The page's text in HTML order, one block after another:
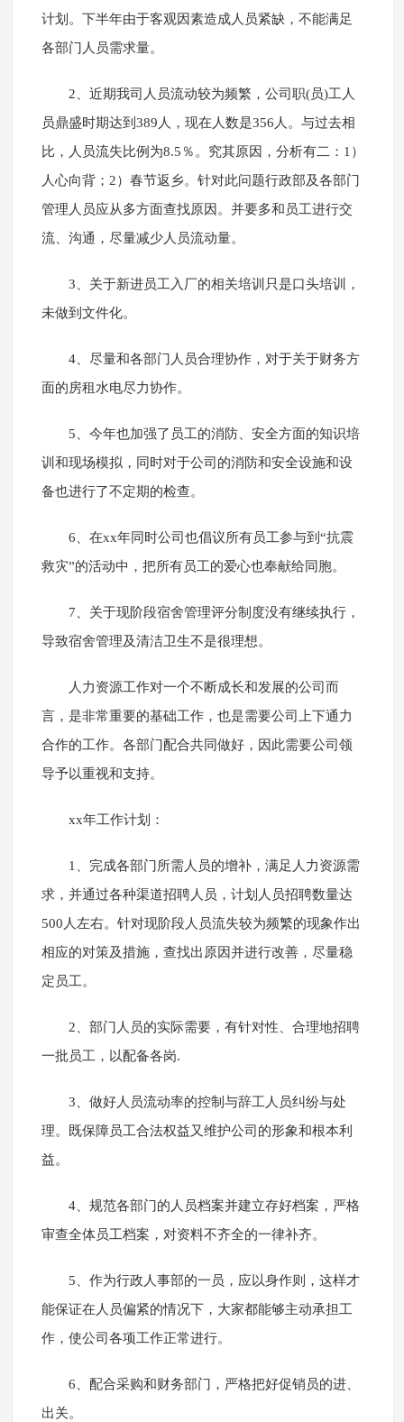
计划。下半年由于客观因素造成人员紧缺，不能满足
各部门人员需求量。
2、近期我司人员流动较为频繁，公司职(员)工人
员鼎盛时期达到389人，现在人数是356人。与过去相
比，人员流失比例为8.5％。究其原因，分析有二：1）
人心向背；2）春节返乡。针对此问题行政部及各部门
管理人员应从多方面查找原因。并要多和员工进行交
流、沟通，尽量减少人员流动量。
3、关于新进员工入厂的相关培训只是口头培训，
未做到文件化。
4、尽量和各部门人员合理协作，对于关于财务方
面的房租水电尽力协作。
5、今年也加强了员工的消防、安全方面的知识培
训和现场模拟，同时对于公司的消防和安全设施和设
备也进行了不定期的检查。
6、在xx年同时公司也倡议所有员工参与到“抗震
救灾”的活动中，把所有员工的爱心也奉献给同胞。
7、关于现阶段宿舍管理评分制度没有继续执行，
导致宿舍管理及清洁卫生不是很理想。
人力资源工作对一个不断成长和发展的公司而
言，是非常重要的基础工作，也是需要公司上下通力
合作的工作。各部门配合共同做好，因此需要公司领
导予以重视和支持。
xx年工作计划：
1、完成各部门所需人员的增补，满足人力资源需
求，并通过各种渠道招聘人员，计划人员招聘数量达
500人左右。针对现阶段人员流失较为频繁的现象作出
相应的对策及措施，查找出原因并进行改善，尽量稳
定员工。
2、部门人员的实际需要，有针对性、合理地招聘
一批员工，以配备各岗.
3、做好人员流动率的控制与辞工人员纠纷与处
理。既保障员工合法权益又维护公司的形象和根本利
益。
4、规范各部门的人员档案并建立存好档案，严格
审查全体员工档案，对资料不齐全的一律补齐。
5、作为行政人事部的一员，应以身作则，这样才
能保证在人员偏紧的情况下，大家都能够主动承担工
作，使公司各项工作正常进行。
6、配合采购和财务部门，严格把好促销员的进、
出关。